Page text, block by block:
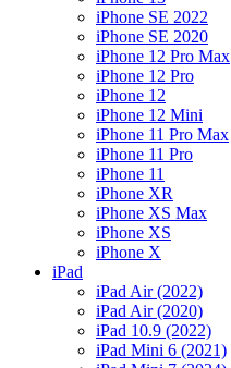
iPhone SE 2022
iPhone SE 2020
iPhone 12 Pro Max
iPhone 12 Pro
iPhone 12
iPhone 12 Mini
iPhone 11 Pro Max
iPhone 11 Pro
iPhone 11
iPhone XR
iPhone XS Max
iPhone XS
iPhone X
iPad
iPad Air (2022)
iPad Air (2020)
iPad 10.9 (2022)
iPad Mini 6 (2021)